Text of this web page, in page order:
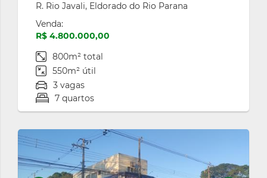
R. Rio Javali, Eldorado do Rio Parana
Venda:
R$ 4.800.000,00
800m² total
550m² útil
3 vagas
7 quartos